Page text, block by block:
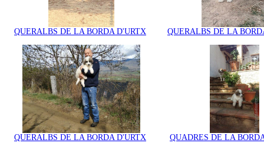
QUERALBS DE LA BORDA D'URTX QUERALBS DE LA
QUERALBS DE LA BORDA D'URTX QUADRES DE LA